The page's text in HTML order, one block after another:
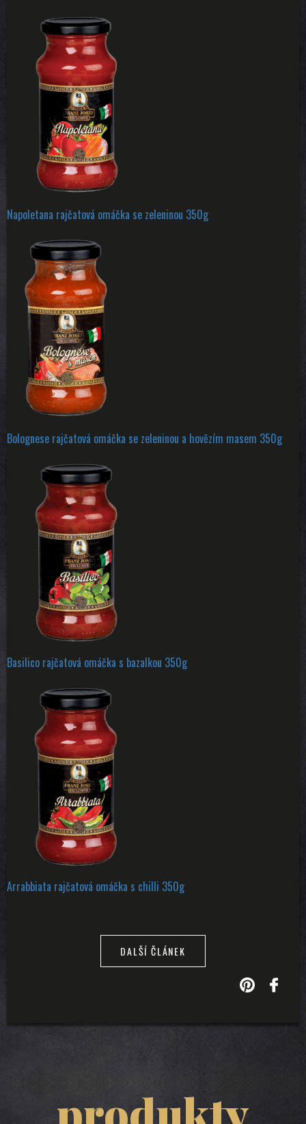
Napoletana rajčatová omáčka se zeleninou 350g
Bolognese rajčatová omáčka se zeleninou a hovězím masem 350g
Basilico rajčatová omáčka s bazalkou 350g
Arrabbiata rajčatová omáčka s chilli 350g
DALŠÍ ČLÁNEK